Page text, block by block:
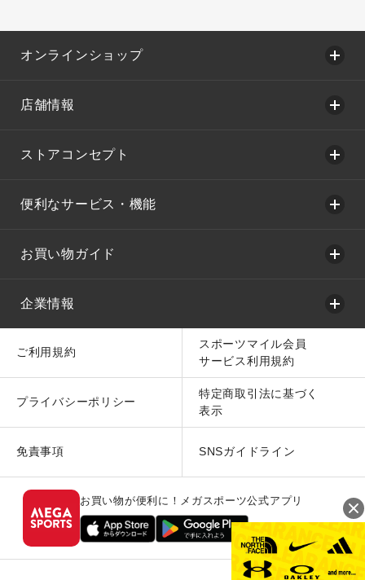
オンラインショップ
店舗情報
ストアコンセプト
便利なサービス・機能
お買い物ガイド
企業情報
ご利用規約
スポーツマイル会員
サービス利用規約
プライバシーポリシー
特定商取引法に基づく
表示
免責事項 SNSガイドライン
お買い物が便利に！メガスポーツ公式アプリ